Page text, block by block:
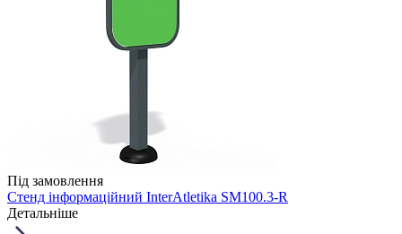
Під замовлення
Стенд інформаційний InterAtletika SM100.3-R
Детальніше